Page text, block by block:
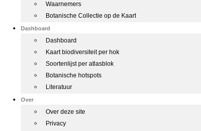
Waarnemers
Botanische Collectie op de Kaart
Dashboard
Dashboard
Kaart biodiversiteit per hok
Soortenlijst per atlasblok
Botanische hotspots
Literatuur
Over
Over deze site
Privacy